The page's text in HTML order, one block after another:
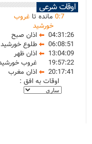
اوقات شرعی
0:7 مانده تا غروب
خورشید
04:31:26
اذان صبح
06:08:51
طلوع خورشید
13:04:09
اذان ظهر
19:57:22
غروب
20:17:41
اذان مغرب
اوقات به افق :